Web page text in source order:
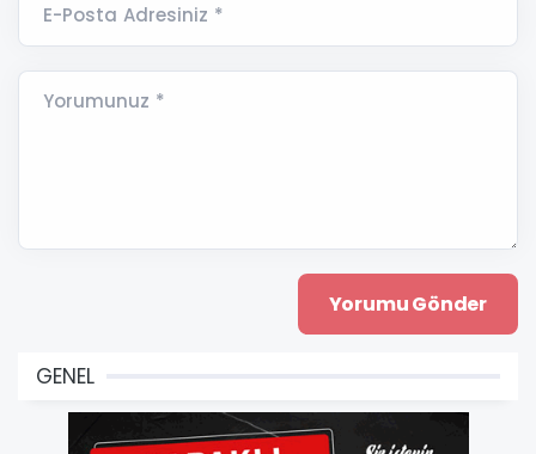
E-Posta Adresiniz *
Yorumunuz *
GENEL